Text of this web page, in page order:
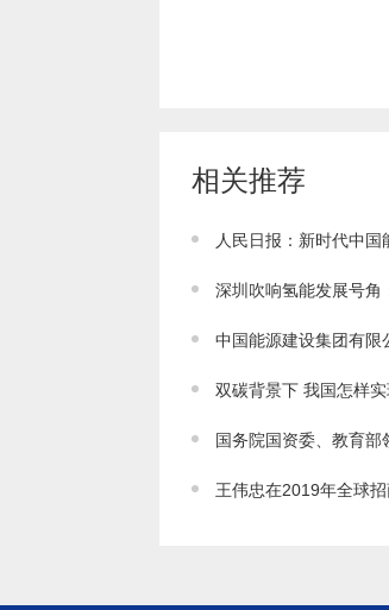
相关推荐
人民日报：新时代中
中国能源建设集团有限
双碳背景下 我国怎样
国务院国资委、教育
王伟忠在2019年全球招